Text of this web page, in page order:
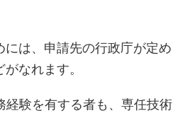
は、申請先の行政庁が定め
なれます。
経験を有する者も、専任技術